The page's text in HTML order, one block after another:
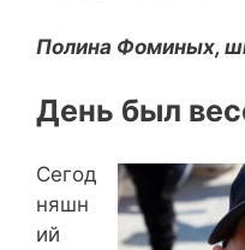
Полина Фоминых,
День был
Сегод
няшн
ий